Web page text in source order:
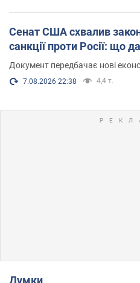
Сенат США схвалив
санкції проти Росії: що
Документ передбачає нові
7.08.2026 22:38 4,4 т.
Думки